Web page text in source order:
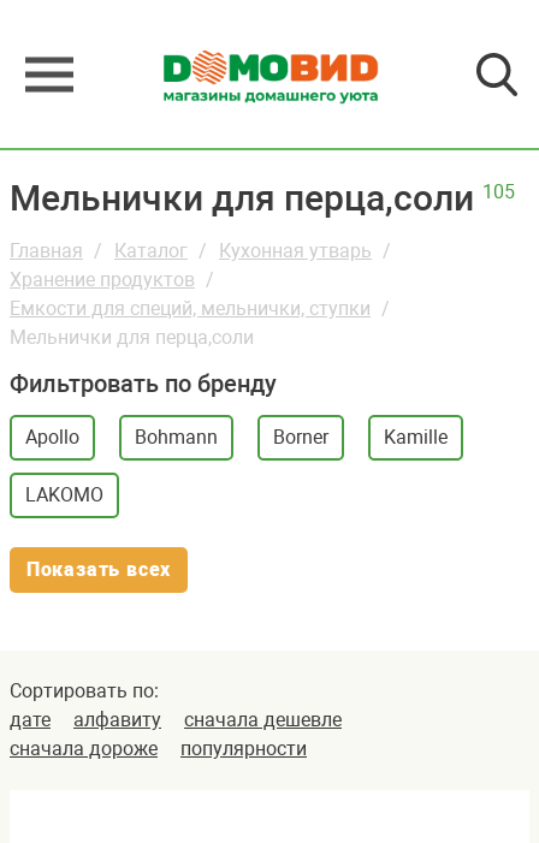
Мельнички для перца,соли 105
Главная Каталог
Кухонная утварь
Хранение продуктов
Емкости для специй, мельнички, ступки
Мельнички для перца,соли
Фильтровать по бренду
Apollo Bohmann Borner Kamille
LAKOMO
Показать всех
Сортировать по:
дате
алфавиту
сначала дешевле
сначала дороже
популярности